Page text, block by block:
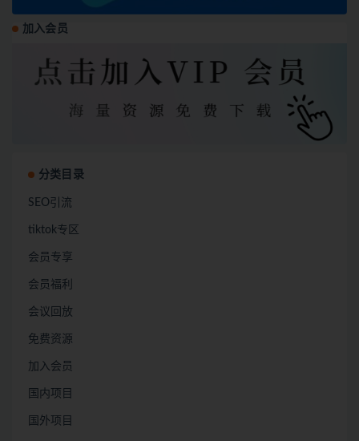
加入会员
分类目录
SEO引流
tiktok专区
会员专享
会员福利
会议回放
免费资源
加入会员
国内项目
国外项目